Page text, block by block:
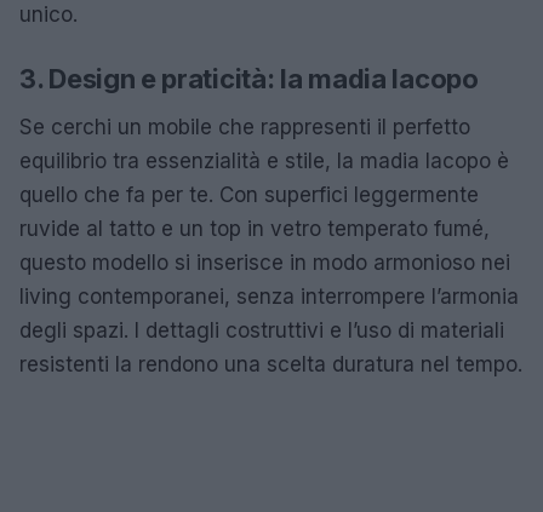
unico.
3. Design e praticità: la madia Iacopo
Se cerchi un mobile che rappresenti il perfetto
equilibrio tra essenzialità e stile, la madia Iacopo è
quello che fa per te. Con superfici leggermente
ruvide al tatto e un top in vetro temperato fumé,
questo modello si inserisce in modo armonioso nei
living contemporanei, senza interrompere l’armonia
degli spazi. I dettagli costruttivi e l’uso di materiali
resistenti la rendono una scelta duratura nel tempo.